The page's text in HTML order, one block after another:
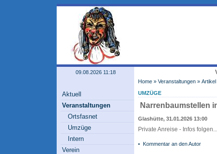
09.08.2026 11:18
Aktuell
Veranstaltungen
Ortsfasnet
Umzüge
Intern
Verein
Home » Veranstaltungen » Artikel
UMZÜGE
Narrenbaumstellen
Glashütte, 31.01.2026 13:00
Private Anreise - Infos folgen...
• Kommentar an den Autor